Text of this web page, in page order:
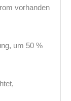
vorhanden
um 50 %